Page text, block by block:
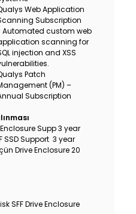
Web Application
Subscription
Automated custom web
scanning for
injection and XSS
Patch
(PM) –
Subscription
Enclosure Supp 3 year
SSD Support 3 year
Drive Enclosure 20
SFF Drive Enclosure